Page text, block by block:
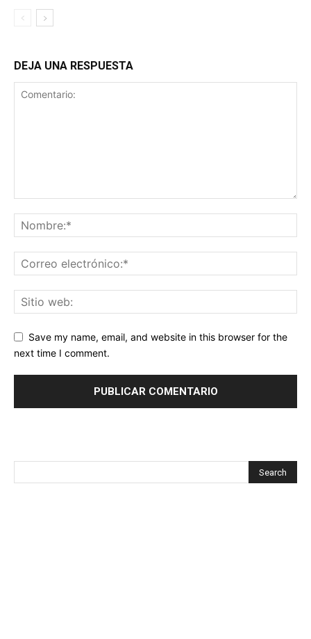
DEJA UNA RESPUESTA
Save my name, email, and website in this browser for the
next time I comment.